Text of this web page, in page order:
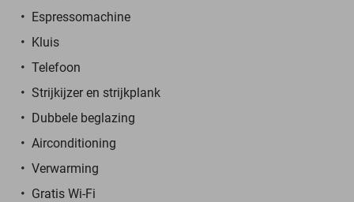
Espressomachine
Kluis
Telefoon
Strijkijzer en strijkplank
Dubbele beglazing
Airconditioning
Verwarming
Gratis Wi-Fi